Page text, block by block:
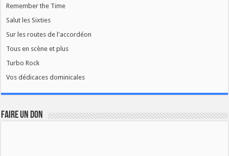
Remember the Time
Salut les Sixties
Sur les routes de l'accordéon
Tous en scène et plus
Turbo Rock
Vos dédicaces dominicales
FAIRE UN DON